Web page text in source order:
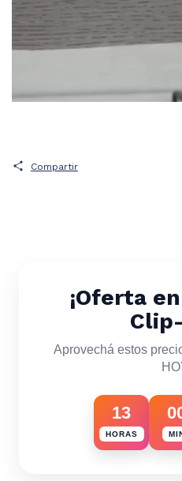
Compartir
¡Oferta
Aprovechá estos
13
HORAS